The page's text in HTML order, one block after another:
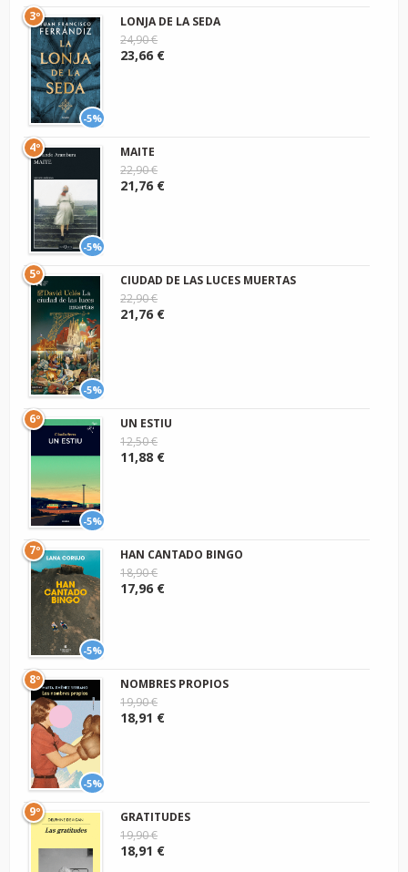
-5%
3º
LONJA DE LA SEDA
24,90 €
23,66 €
-5%
4º
MAITE
22,90 €
21,76 €
-5%
5º
CIUDAD DE LAS LUCES MUERTAS
22,90 €
21,76 €
-5%
6º
UN ESTIU
12,50 €
11,88 €
-5%
7º
HAN CANTADO BINGO
18,90 €
17,96 €
-5%
8º
NOMBRES PROPIOS
19,90 €
18,91 €
9º
GRATITUDES
19,90 €
18,91 €